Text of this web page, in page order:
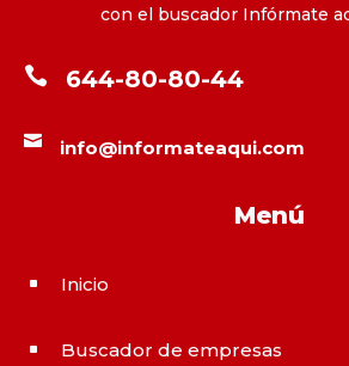
con el buscador Infórmate
 644-80-80-44
 info@informateaqui.com
Menú
^ Inicio
^ Buscador de empresas